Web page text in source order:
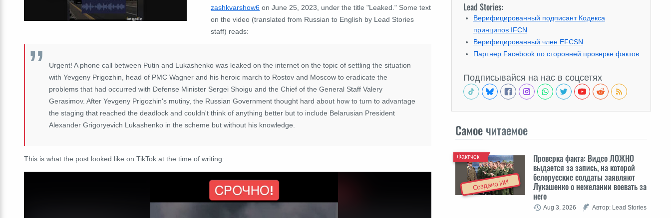
zashkvarshow6 on June 25, 2023, under the title "Leaked." Some text
on the video (translated from Russian to English by Lead Stories
staff) reads:
Urgent! A phone call between Putin and Lukashenko was leaked on the internet on the topic of settling the situation
with Yevgeny Prigozhin, head of PMC Wagner and his heroic march to Rostov and Moscow to eradicate the
problems that had occurred with Defense Minister Sergei Shoigu and the Chief of the General Staff Valery
Gerasimov. After Yevgeny Prigozhin's mutiny, the Russian Government thought hard about how to turn to advantage
the staging that reached the deadlock and couldn't think of anything better but to include Belarusian President
Alexander Grigoryevich Lukashenko in the scheme but without his knowledge.
This is what the post looked like on TikTok at the time of writing:
Lead Stories:
Верифицированный подписант Кодекса
принципов IFCN
Верифицированный член EFCSN
Партнер Facebook по сторонней проверке фактов
Подписывайся на нас в соцсетях
Самое читаемое
Создано ИИ
Проверка факта: Видео ЛОЖНО
выдается за запись, на которой
белорусские солдаты заявляют
Лукашенко о нежелании воевать за
него
Фактчек
Aug 3, 2026 Автор: Lead Stories